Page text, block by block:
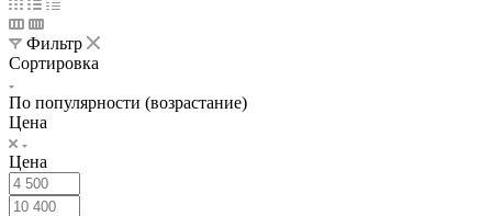
Фильтр
Сортировка
По популярности (возрастание)
Цена
Цена